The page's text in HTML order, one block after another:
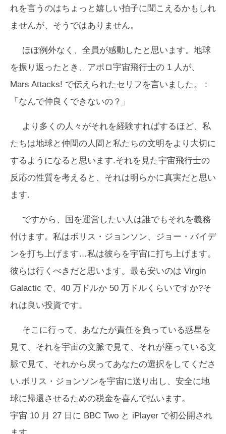
れを言うのはちょっと嬉しい拍子に聞こえるかもしれ
ませんが、そうではありません。
ほぼ例外なく、全員が感動したと思います。地球
を振り返ったとき、アポロ宇宙飛行士の 1 人が、
Mars Attacks! で伝えられたセリフを言いました。 :
「なんで仲良くできないの？」
より多くの人々がそれを経験すればするほど、私
たちは地球と仲間の人間と私たちの文明をより大切に
するようになると思います.それを見た宇宙飛行士の
反応の性質を考えると、それは明らかに真実だと思い
ます.
ですから、国を運営したい人は誰でもそれを義務
付けます。私はボリス・ジョンソン、ジョー・バイデ
ンを打ち上げます…私は彼らを宇宙に打ち上げます。
彼らは行くべきだと思います。最も安いのは Virgin
Galactic で、40 万ドルか 50 万ドルくらいですか?そ
れは良い投資です。
そこに行って、あなたが責任を負っている惑星を
見て、それを宇宙の文脈で見て、それが座っている文
脈で見て、それから戻ってあなたの選択をしてくださ
い.ボリス・ジョンソンを宇宙に送り出し、安全に地
球に帰還させるための税金を喜んで払います。
宇宙 10 月 27 日に BBC Two と iPlayer で初公開され